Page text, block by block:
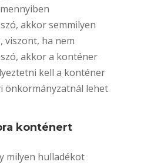
akkor semmilyen
viszont, ha nem
akkor a konténer
kell a konténer
önkormányzatnál lehet
konténert
milyen hulladékot